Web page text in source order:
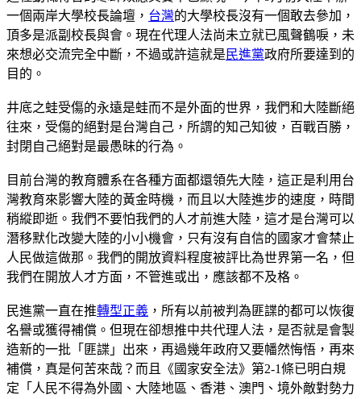
一個兩岸大學校長論壇， 台灣的大學校長沒有一個敢去參加，
頂多是派副校長與會。現在代理人法尚未立就已風聲鶴唳，未
來想必交流完全中斷，不過或許這就是 民進黨政府所要達到的
目的。
井底之蛙受傷的永遠是蛙而不是外面的世界，我們和大陸斷絕
往來，受傷的絕對是台灣自己，所謂的知己知彼，百戰百勝，
封閉自己絕對是最愚昧的行為。
目前台灣的教育體系在各種方面都還領先大陸，這正是利用台
灣教育來影響大陸的黃金時機，而且以大陸進步的速度，時間
稍縱即逝。我們不要怕我們的人才前進大陸，這才是台灣可以
潛移默化改變大陸的小小機會，只有沒有自信的國家才會禁止
人民做這做那。我們的開放資料程度被評比為世界第一名，但
我們在開放人才方面，不管進或出，應該都不及格。
民進黨一直在推轉型正義 ，所有以前被判為匪諜的都可以恢復
名譽或獲得補償。但現在卻想推中共代理人法，是否就是會製
造新的一批「匪諜」出來，再過幾年政府又要幡然悔悟，再來
補償，真是何苦來哉？而且《國家安全法》第2-1條已明白規
定「人民不得為外國、大陸地區、香港、澳門、境外敵對勢力